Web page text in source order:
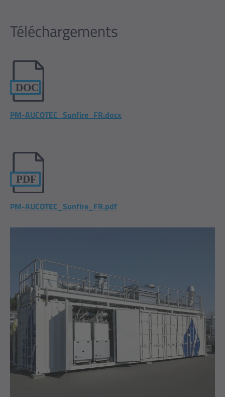
Téléchargements
PM-AUCOTEC_Sunfire_FR.docx
PM-AUCOTEC_Sunfire_FR.pdf